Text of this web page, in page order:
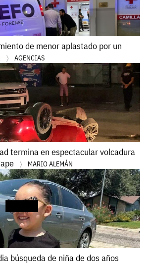
de menor aplastado por un
AGENCIAS
termina en espectacular volcadura
MARIO ALEMÁN
búsqueda de niña de dos años